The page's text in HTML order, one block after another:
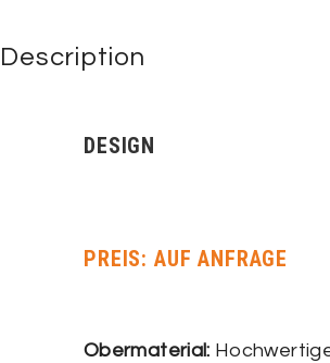
Description
DESIGN
PREIS: AUF ANFRAGE
Obermaterial: